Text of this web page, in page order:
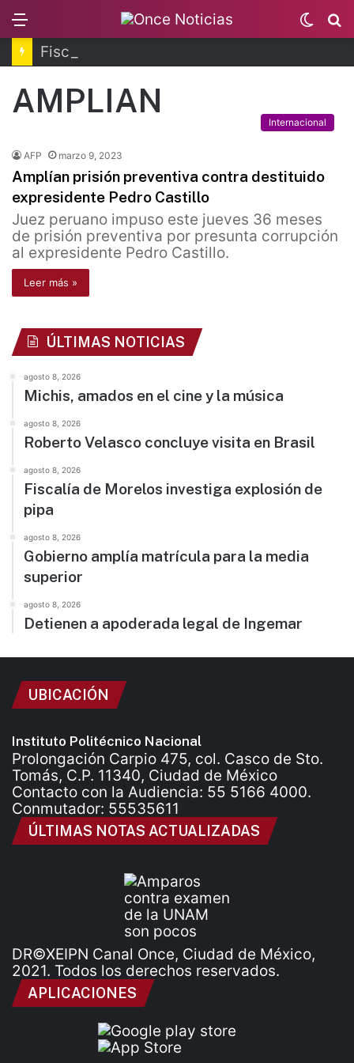
Switch
skin
AMPLIAN
Internacional
AFP marzo 9, 2023
Amplían prisión preventiva contra destituido
expresidente Pedro Castillo
Juez peruano impuso este jueves 36 meses
de prisión preventiva por presunta corrupción
al expresidente Pedro Castillo.
Leer más »
ÚLTIMAS NOTICIAS
agosto 8, 2026
Michis, amados en el cine y la música
agosto 8, 2026
Roberto Velasco concluye visita en Brasil
agosto 8, 2026
Fiscalía de Morelos investiga explosión de
pipa
agosto 8, 2026
Gobierno amplía matrícula para la media
superior
agosto 8, 2026
Detienen a apoderada legal de Ingemar
UBICACIÓN
Instituto Politécnico Nacional
Prolongación Carpio 475, col. Casco de Sto.
Tomás, C.P. 11340, Ciudad de México
Contacto con la Audiencia: 55 5166 4000.
Conmutador: 55535611
ÚLTIMAS NOTAS ACTUALIZADAS
DR©XEIPN Canal Once, Ciudad de México,
2021. Todos los derechos reservados.
APLICACIONES